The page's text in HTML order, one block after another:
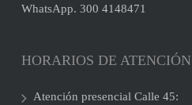
WhatsApp. 300 4148471
HORARIOS DE ATENCIÓN
Atención presencial Calle 45: